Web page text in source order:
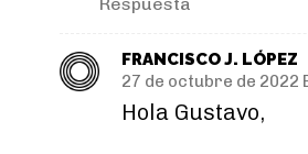
FRANCISCO J. LÓPEZ
27 de octubre de 2022
Hola Gustavo,